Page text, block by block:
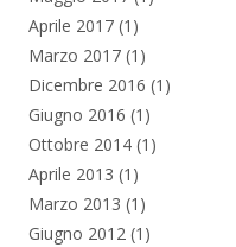
Aprile 2017 (1)
Marzo 2017 (1)
Dicembre 2016 (1)
Giugno 2016 (1)
Ottobre 2014 (1)
Aprile 2013 (1)
Marzo 2013 (1)
Giugno 2012 (1)